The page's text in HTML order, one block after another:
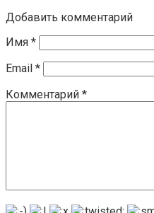
Добавить комментарий
Имя *
Email *
Комментарий *